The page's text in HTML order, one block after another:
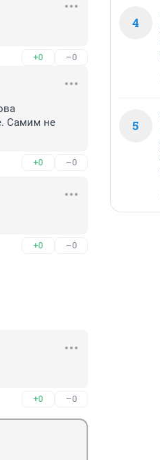
+0 –0
Самим не
+0 –0
+0 –0
+0 –0
4
5